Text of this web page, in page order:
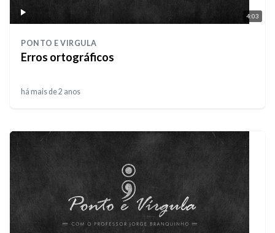
4:03
PONTO E VIRGULA
Erros ortográficos
há mais de 2 anos